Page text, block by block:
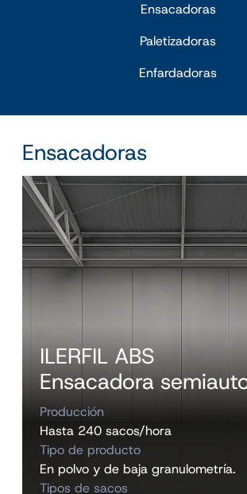
Ensacadoras
Paletizadoras
Enfardadoras
Ensacadoras
ILERFIL ABS
Ensacadora
Producción
Hasta 240 sacos/hora
Tipo de producto
En polvo y de baja granulometría.
Tipos de sacos